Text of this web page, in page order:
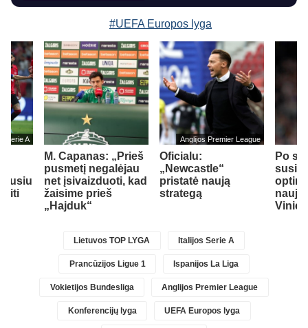
#UEFA Europos lyga
Serie A
M. Capanas: „Prieš
pusmetį negalėjau
net įsivaizduoti, kad
žaisime prieš
„Hajduk“
Anglijos Premier League
Oficialu:
„Newcastle“
pristatė naują
strategą
Po
Lietuvos TOP LYGA Italijos Serie A
Prancūzijos Ligue 1 Ispanijos La Liga
Vokietijos Bundesliga Anglijos Premier League
Konferencijų lyga UEFA Europos lyga